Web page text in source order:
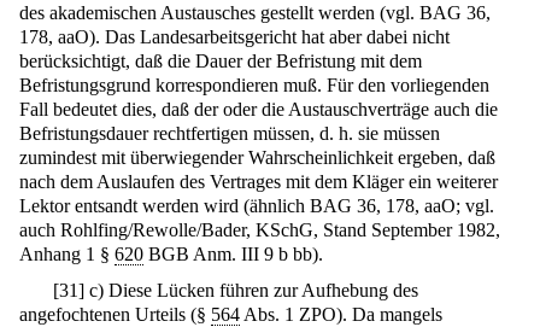
des akademischen Austausches gestellt werden (vgl. BAG 36,
178, aaO). Das Landesarbeitsgericht hat aber dabei nicht
berücksichtigt, daß die Dauer der Befristung mit dem
Befristungsgrund korrespondieren muß. Für den vorliegenden
Fall bedeutet dies, daß der oder die Austauschverträge auch die
Befristungsdauer rechtfertigen müssen, d. h. sie müssen
zumindest mit überwiegender Wahrscheinlichkeit ergeben, daß
nach dem Auslaufen des Vertrages mit dem Kläger ein weiterer
Lektor entsandt werden wird (ähnlich BAG 36, 178, aaO; vgl.
auch Rohlfing/Rewolle/Bader, KSchG, Stand September 1982,
Anhang 1 § 620 BGB Anm. III 9 b bb).
[31] c) Diese Lücken führen zur Aufhebung des
angefochtenen Urteils (§ 564 Abs. 1 ZPO). Da mangels